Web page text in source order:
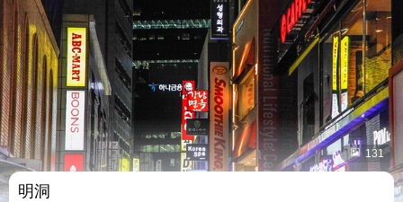
 131
明洞
